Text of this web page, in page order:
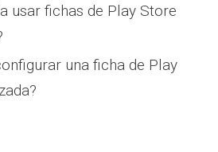
usar fichas de Play Store
una ficha de Play